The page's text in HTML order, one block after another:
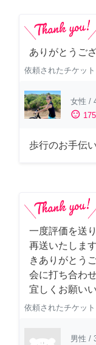
ありがとうご
依頼されたチケット
女性 /
sentiment_satisfied 175
歩行のお手伝い
一度評価を送
再送いたしま
きありがとう
会に打ち合わ
宜しくお願い
依頼されたチケット
男性 /